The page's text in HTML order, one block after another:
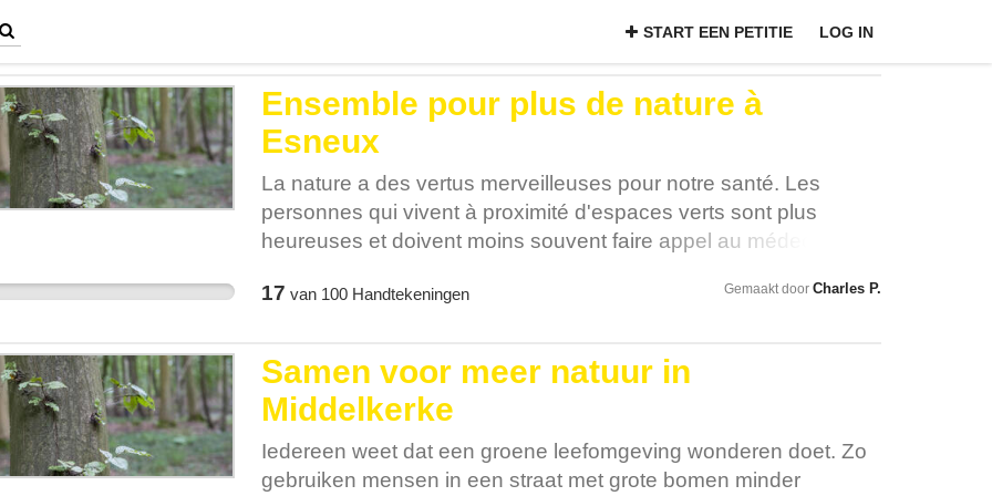
START EEN PETITIE LOG IN
Ensemble pour plus de nature à
Esneux
La nature a des vertus merveilleuses pour notre santé. Les
personnes qui vivent à proximité d'espaces verts sont plus
heureuses et doivent moins souvent faire appel au médecin.
météorologiques extrêmes et à l’érosion de la biodiversité.
rares. La Belgique est l'un des pays européens qui compte le
moins d'espaces verts et l'accès à la nature y est inégalement
réparti. Cela signifie que les avantages pour la santé et les effets
d'atténuation des évènements météorologiques extrêmes sont
aussi inégalement répartis.
17 van 100Handtekeningen Gemaakt door Charles P.
Samen voor meer natuur in
Middelkerke
Iedereen weet dat een groene leefomgeving wonderen doet. Zo
gebruiken mensen in een straat met grote bomen minder